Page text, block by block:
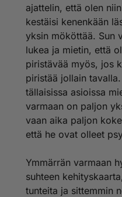
viimeistä ja ykköstä ja
enemmän 😏
En mä silti aattele
mä häneen ihastunut
ole kyse siitä, että
tunteita tai siitä syystä,
ei (ikävä kyllä) sellaisia
ole.
Toivottavasti sä et tule
Tsemppiä sinne ja
ajattelin, että olen
kestäisi kenenkään
yksin mököttää. Sun
lukea ja mietin, että
piristävää myös, jos
piristää jollain
tällaisissa asioissa
varmaan on paljon
vaan aika paljon
että he ovat olleet
Ymmärrän varmaan
suhteen
tunteita ja sittemmin